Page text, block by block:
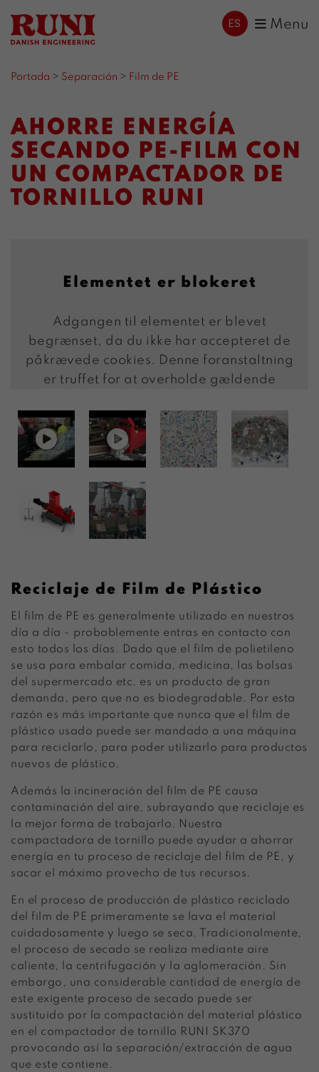
Menu
ES
Portada > Separación > Film de PE
AHORRE ENERGÍA
SECANDO PE-FILM CON
UN COMPACTADOR DE
TORNILLO RUNI
Elementet er blokeret
Adgangen til elementet er blevet
begrænset, da du ikke har accepteret de
påkrævede cookies. Denne foranstaltning
er truffet for at overholde gældende
adgang til elementet ved at acceptere
cookies for elementet.
TILLAD COOKIES
LÆS MERE OM COOKIES
Reciclaje de Film de Plástico
El film de PE es generalmente utilizado en nuestros
día a día - probablemente entras en contacto con
esto todos los días. Dado que el film de polietileno
se usa para embalar comida, medicina, las bolsas
del supermercado etc. es un producto de gran
demanda, pero que no es biodegradable. Por esta
razón es más importante que nunca que el film de
plástico usado puede ser mandado a una máquina
para reciclarlo, para poder utilizarlo para productos
nuevos de plástico.
Además la incineración del film de PE causa
contaminación del aire, subrayando que reciclaje es
la mejor forma de trabajarlo. Nuestra
compactadora de tornillo puede ayudar a ahorrar
energía en tu proceso de reciclaje del film de PE, y
sacar el máximo provecho de tus recursos.
En el proceso de producción de plástico reciclado
del film de PE primeramente se lava el material
cuidadosamente y luego se seca. Tradicionalmente,
el proceso de secado se realiza mediante aire
caliente, la centrifugación y la aglomeración. Sin
embargo, una considerable cantidad de energía de
este exigente proceso de secado puede ser
sustituido por la compactación del material plástico
en el compactador de tornillo RUNI SK370
provocando así la separación/extracción de agua
que este contiene.